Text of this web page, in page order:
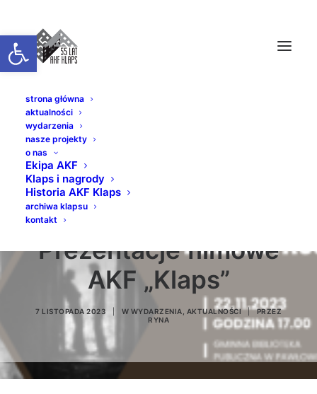
Otwórz pasek narzędzi
strona główna
aktualności
wydarzenia
nasze projekty
o nas
Ekipa AKF
Klaps i nagrody
Historia AKF Klaps
archiwa klapsu
kontakt
Gościnnie w Gminnej
Bibliotece w
Prezentacje filmowe
AKF „Klaps”
7 LISTOPADA 2023 W WYDARZENIA AKTUALNOŚCI |
PRZEZ
RYNA